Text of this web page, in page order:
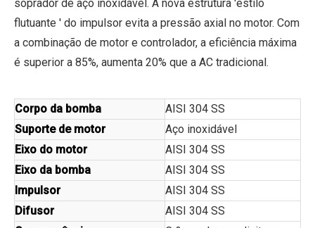
soprador de aço inoxidável. A nova estrutura 'estilo
flutuante ' do impulsor evita a pressão axial no motor. Com
a combinação de motor e controlador, a eficiência máxima
é superior a 85%, aumenta 20% que a AC tradicional.
Corpo da bomba
AISI 304 SS
Suporte de motor
Aço inoxidável
Eixo do motor
AISI 304 SS
Eixo da bomba
AISI 304 SS
Impulsor
AISI 304 SS
Difusor
AISI 304 SS